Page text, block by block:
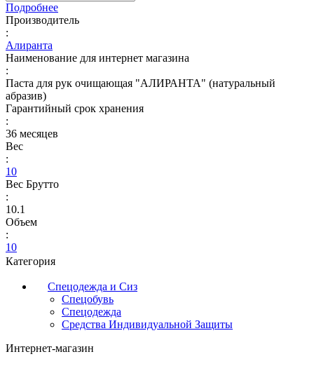
Подробнее
Производитель
:
Алиранта
Наименование для интернет магазина
:
Паста для рук очищающая "АЛИРАНТА" (натуральный
абразив)
Гарантийный срок хранения
:
36 месяцев
Вес
:
10
Вес Брутто
:
10.1
Объем
:
10
Категория
Спецодежда и Сиз
Спецобувь
Спецодежда
Средства Индивидуальной Защиты
Интернет-магазин